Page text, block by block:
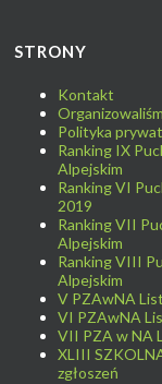
STRONY
Kontakt
Polityka
Ranking IX
Alpejskim
Ranking VI
2019
Ranking VII
Alpejskim
Ranking VIII
Alpejskim
V PZAwNA
VI PZAwNA
VII PZA w NA
XLIII
zgłoszeń